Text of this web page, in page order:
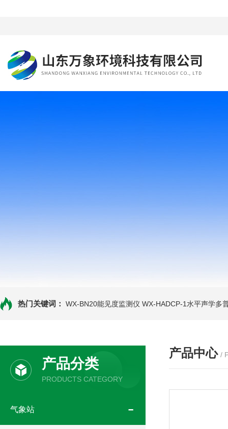
热门关键词： WX-BN20能见度监测仪 WX-HADCP-1水平声学多
产品分类
PRODUCTS CATEGORY
气象站
产品中心 /